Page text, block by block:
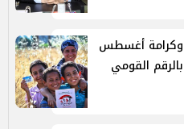
أغسطس
بالرقم القومي